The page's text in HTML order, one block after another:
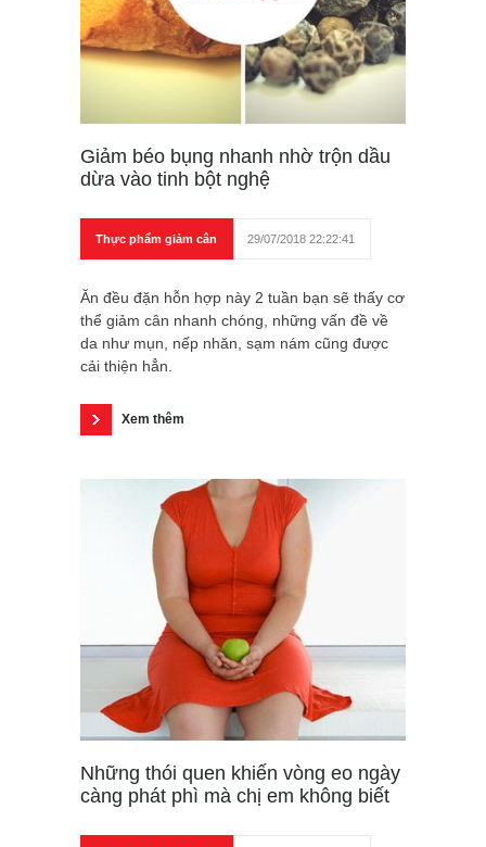
Giảm béo bụng nhanh nhờ trộn dầu
dừa vào tinh bột nghệ
Thực phẩm giảm cân 29/07/2018 22:22:41
Ăn đều đặn hỗn hợp này 2 tuần bạn sẽ thấy cơ
thể giảm cân nhanh chóng, những vấn đề về
da như mụn, nếp nhăn, sạm nám cũng được
cải thiện hẳn.
Xem thêm
Những thói quen khiến vòng eo ngày
càng phát phì mà chị em không biết